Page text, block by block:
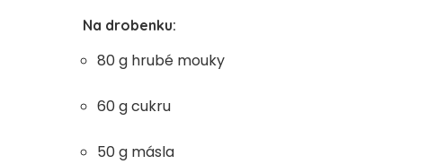
Na drobenku:
80 g hrubé mouky
60 g cukru
50 g másla